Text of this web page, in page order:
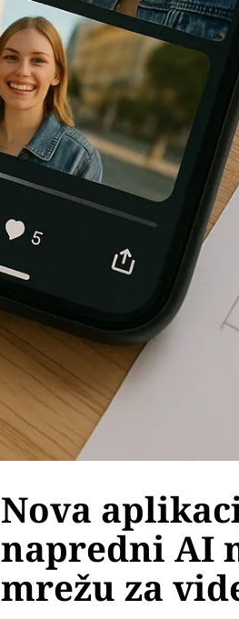
Nova
napredni AI
mrežu za